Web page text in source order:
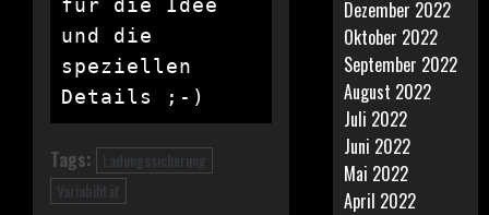
und die
speziellen
Details ;-)
Tags:
Ladungssicherung
Variabilität
Dezember 2022
Oktober 2022
September 2022
August 2022
Juli 2022
Juni 2022
Mai 2022
April 2022